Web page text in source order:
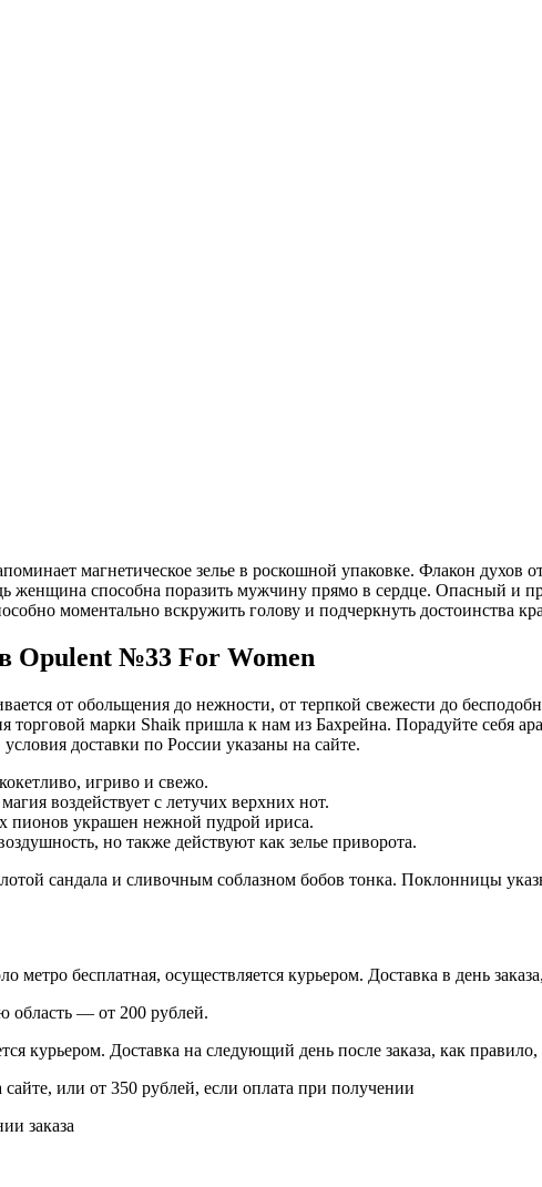
магнетическое зелье в роскошной упаковке. Флакон духов
способна поразить мужчину прямо в сердце. Опасный и
моментально вскружить голову и подчеркнуть достоинства
Opulent №33 For Women
от обольщения до нежности, от терпкой свежести до
торговой марки Shaik пришла к нам из Бахрейна. Порадуйте себя
доставки по России указаны на сайте.
игриво и свежо.
воздействует с летучих верхних нот.
пионов украшен нежной пудрой ириса.
но также действуют как зелье приворота.
сандала и сливочным соблазном бобов тонка. Поклонницы
бесплатная, осуществляется курьером. Доставка в день
область — от 200 рублей.
курьером. Доставка на следующий день после заказа, как
или от 350 рублей, если оплата при получении
заказа